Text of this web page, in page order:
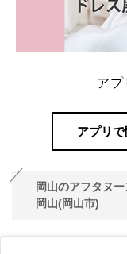
アプ
アプリで
岡山のアフタヌ
岡山(岡山市)